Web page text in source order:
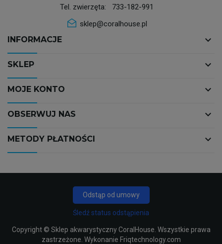
Tel. zwierzęta: 733-182-991
sklep@coralhouse.pl
INFORMACJE keyboard_arrow_down
SKLEP keyboard_arrow_down
MOJE KONTO keyboard_arrow_down
OBSERWUJ NAS keyboard_arrow_down
METODY PŁATNOŚCI keyboard_arrow_down
Odstąp od umowy
Śledź status odstąpienia
Copyright © Sklep akwarystyczny CoralHouse. Wszystkie prawa
zastrzeżone. Wykonanie Friqtechnology.com